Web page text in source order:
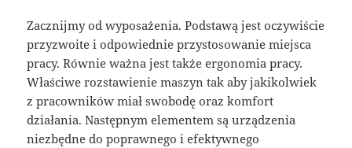
Zacznijmy od wyposażenia. Podstawą jest oczywiście
przyzwoite i odpowiednie przystosowanie miejsca
pracy. Równie ważna jest także ergonomia pracy.
Właściwe rozstawienie maszyn tak aby jakikolwiek
z pracowników miał swobodę oraz komfort
działania. Następnym elementem są urządzenia
niezbędne do poprawnego i efektywnego